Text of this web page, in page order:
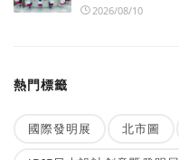
2026/08/10
熱門標籤
國際發明展 北市圖